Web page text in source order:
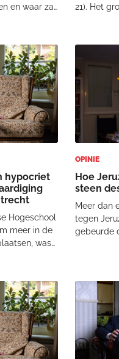
en waar zal
uit de oude
naar
21). Het
het
Oekraï
hypocriet
Hogeschool
meer in de
was
bleken
dat de
OPINIE
Hoe
steen
Meer dan
tegen
gebeurde
niet
media